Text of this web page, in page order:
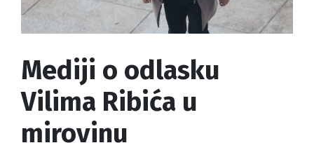
Mediji o odlasku
Vilima Ribića u
mirovinu